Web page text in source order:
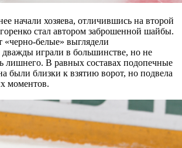
начали хозяева, отличившись на второй
стал автором заброшенной шайбы.
«черно-белые» выглядели
дважды играли в большинстве, но не
лишнего. В равных составах подопечные
были близки к взятию ворот, но подвела
моментов.